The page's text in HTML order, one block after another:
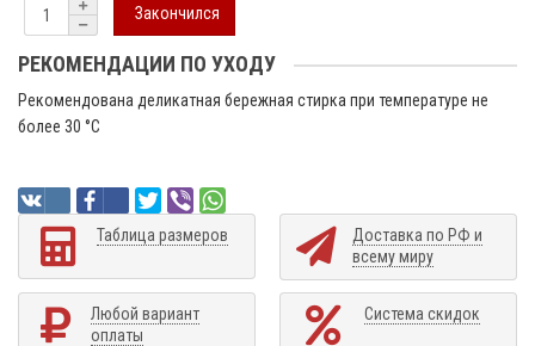
Закончился
РЕКОМЕНДАЦИИ ПО УХОДУ
Рекомендована деликатная бережная стирка при температуре не
более 30 °C
Таблица размеров
Доставка по РФ и
всему миру
Любой вариант
оплаты
Система скидок